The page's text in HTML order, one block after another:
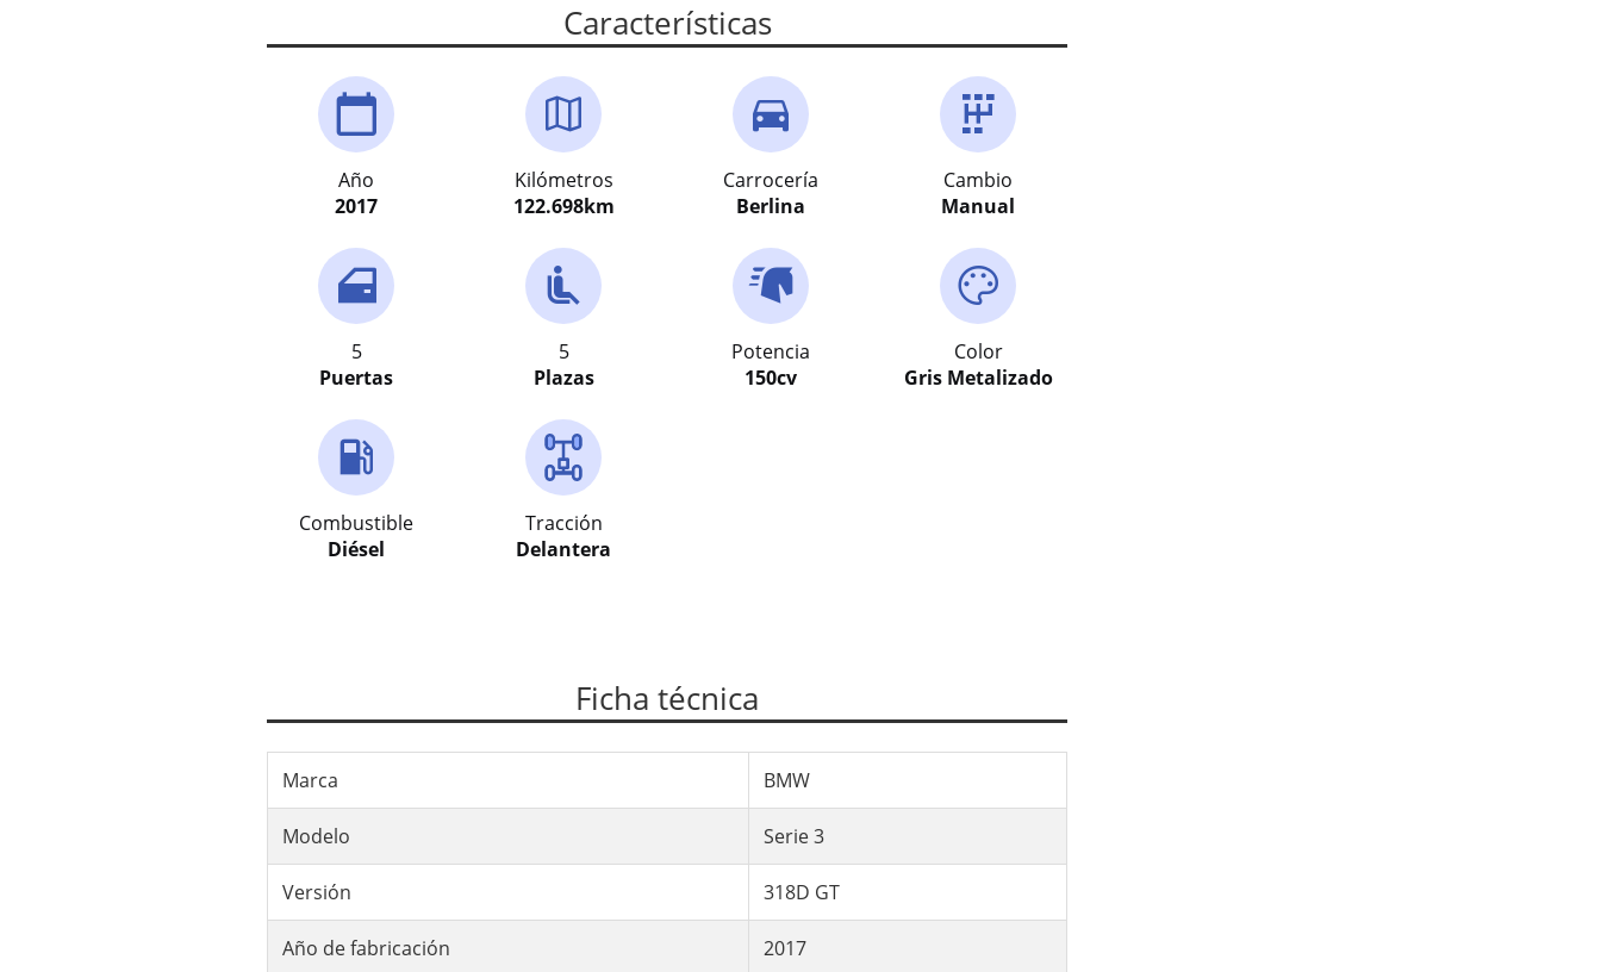
Características
Año
2017
Kilómetros
122.698km
Carrocería
Berlina
Cambio
Manual
5
Puertas
5
Plazas
Potencia
150cv
Color
Gris Metalizado
Combustible
Diésel
Tracción
Delantera
Ficha técnica
Marca BMW
Modelo Serie 3
Versión 318D GT
Año de fabricación 2017